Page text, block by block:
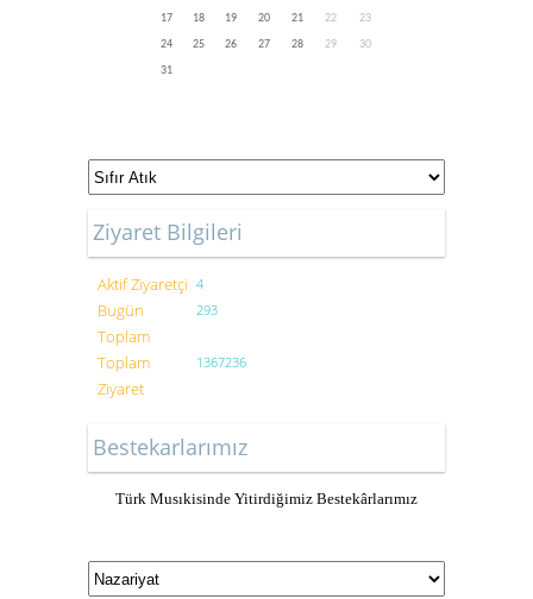
17
18 19 20 21 22
23
24
25 26 27 28 29
30
31
Ziyaret Bilgileri
Aktif Ziyaretçi 4
Bugün
Toplam
293
Toplam
Ziyaret
1367236
Bestekarlarımız
Türk Musıkisinde Yitirdiğimiz Bestekârlarımız